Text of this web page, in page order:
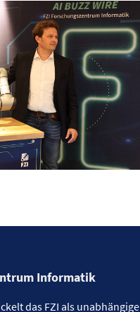
Informatik
das FZI als unabhängige